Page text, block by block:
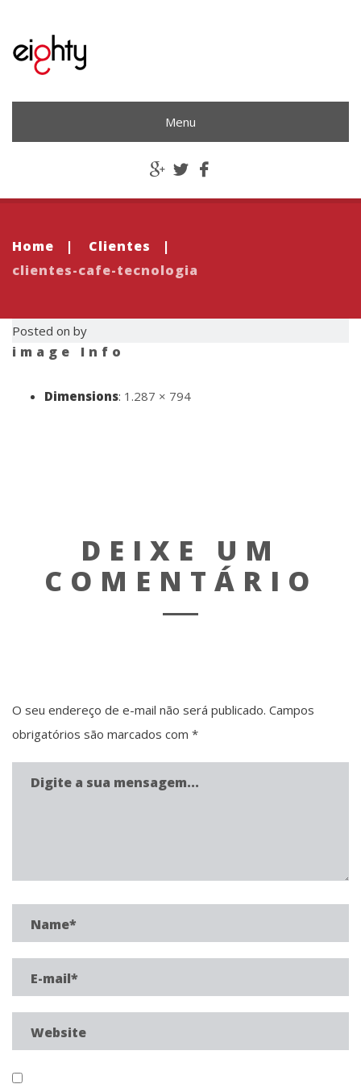
Menu
Home | Clientes
|
clientes-cafe-tecnologia
Posted on by
image Info
Dimensions: 1.287 × 794
DEIXE UM
COMENTÁRIO
O seu endereço de e-mail não será publicado. Campos
obrigatórios são marcados com *